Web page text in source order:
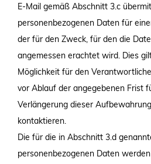
E-Mail gemäß Abschnitt 3.c
personenbezogenen Daten für
der für den Zweck, für den die
angemessen erachtet wird. Dies
Möglichkeit für den
vor Ablauf der angegebenen Frist
Verlängerung dieser
kontaktieren.
Die für die in Abschnitt 3.d
personenbezogenen Daten